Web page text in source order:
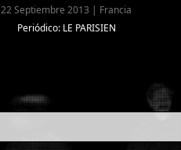
22 Septiembre 2013 | Francia
Periódico: LE PARISIEN